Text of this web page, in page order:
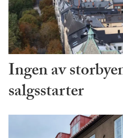
Ingen av
salgsstarter